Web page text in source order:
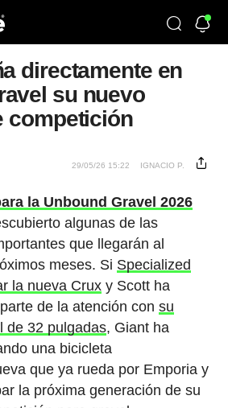
directamente en
su nuevo
competición
29/05/26 15:22 IGNACIO P.
la Unbound Gravel 2026
algunas de las
que llegarán al
meses. Si Specialized
la nueva Cruxy Scott ha
de la atención con su
de 32 pulgadas, Giant ha
una bicicleta
que ya rueda por Emporia y
la próxima generación de su